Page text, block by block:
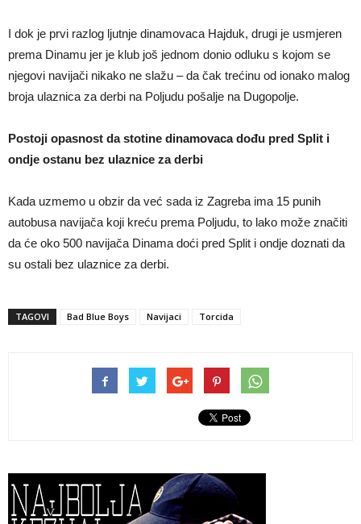
I dok je prvi razlog ljutnje dinamovaca Hajduk, drugi je usmjeren
prema Dinamu jer je klub još jednom donio odluku s kojom se
njegovi navijači nikako ne slažu – da čak trećinu od ionako malog
broja ulaznica za derbi na Poljudu pošalje na Dugopolje.
Postoji opasnost da stotine dinamovaca dođu pred Split i
ondje ostanu bez ulaznice za derbi
Kada uzmemo u obzir da već sada iz Zagreba ima 15 punih
autobusa navijača koji kreću prema Poljudu, to lako može značiti
da će oko 500 navijača Dinama doći pred Split i ondje doznati da
su ostali bez ulaznice za derbi.
TAGOVI Bad Blue Boys Navijaci Torcida